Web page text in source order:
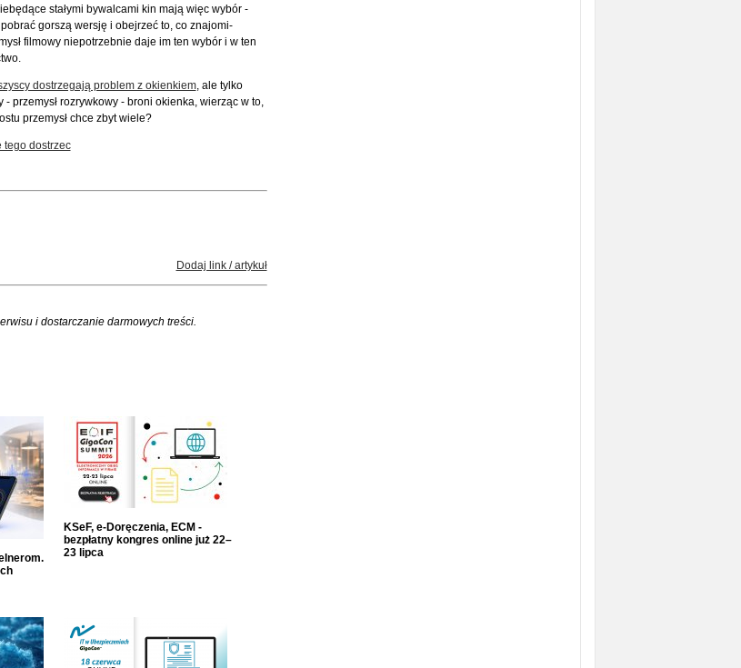
stałymi bywalcami kin mają więc wybór -
gorszą wersję i obejrzeć to, co znajomi-
filmowy niepotrzebnie daje im ten wybór i w ten
dostrzegają problem z okienkiem, ale tylko
przemysł rozrywkowy - broni okienka, wierząc w to,
przemysł chce zbyt wiele?
tego dostrzec
Dodaj link / artykuł
i dostarczanie darmowych treści.
KSeF, e-Doręczenia, ECM -
bezpłatny kongres online już 22–
23 lipca